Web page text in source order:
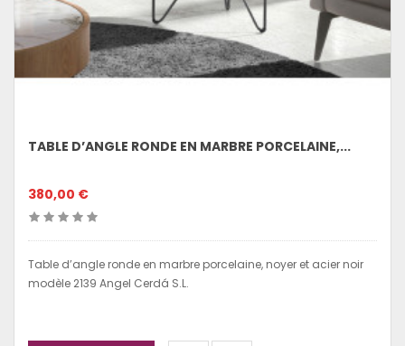
TABLE D’ANGLE RONDE EN MARBRE PORCELAINE,...
380,00 €
Table d’angle ronde en marbre porcelaine, noyer et acier noir
modèle 2139 Angel Cerdá S.L.